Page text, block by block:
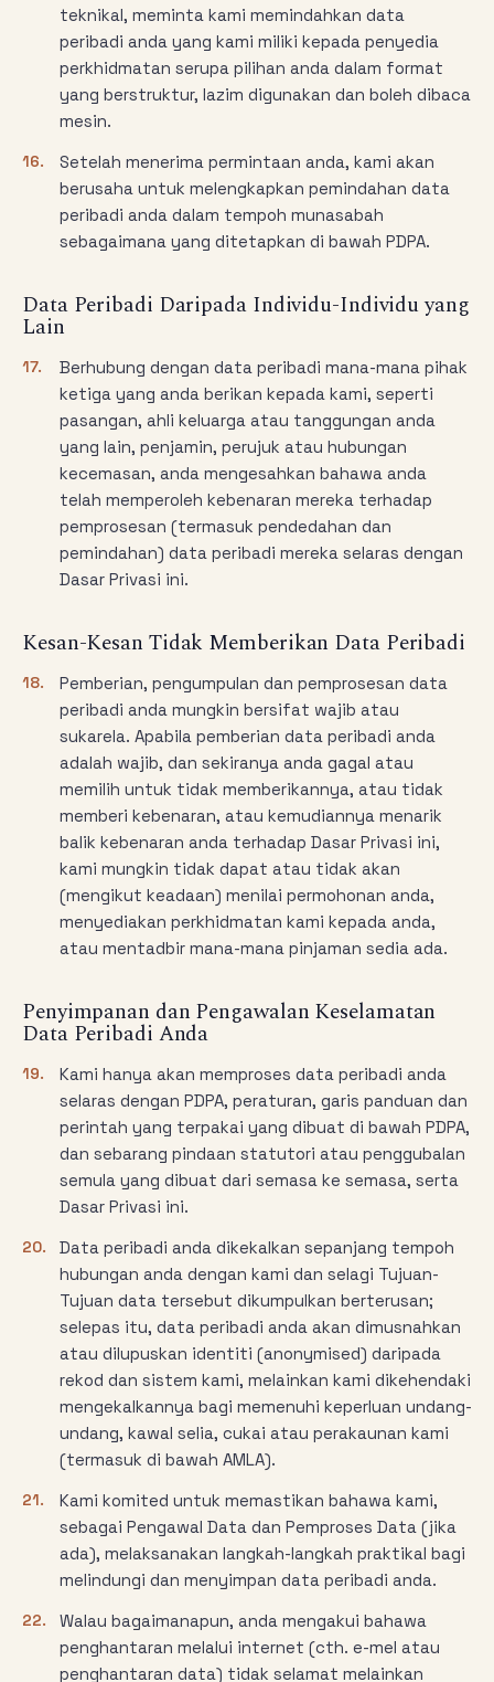
teknikal, meminta kami memindahkan data
peribadi anda yang kami miliki kepada penyedia
perkhidmatan serupa pilihan anda dalam format
yang berstruktur, lazim digunakan dan boleh dibaca
mesin.
16.
Setelah menerima permintaan anda, kami akan
berusaha untuk melengkapkan pemindahan data
peribadi anda dalam tempoh munasabah
sebagaimana yang ditetapkan di bawah PDPA.
Data Peribadi Daripada Individu-Individu yang
Lain
17.
Berhubung dengan data peribadi mana-mana pihak
ketiga yang anda berikan kepada kami, seperti
pasangan, ahli keluarga atau tanggungan anda
yang lain, penjamin, perujuk atau hubungan
kecemasan, anda mengesahkan bahawa anda
telah memperoleh kebenaran mereka terhadap
pemprosesan (termasuk pendedahan dan
pemindahan) data peribadi mereka selaras dengan
Dasar Privasi ini.
Kesan-Kesan Tidak Memberikan Data Peribadi
18.
Pemberian, pengumpulan dan pemprosesan data
peribadi anda mungkin bersifat wajib atau
sukarela. Apabila pemberian data peribadi anda
adalah wajib, dan sekiranya anda gagal atau
memilih untuk tidak memberikannya, atau tidak
memberi kebenaran, atau kemudiannya menarik
balik kebenaran anda terhadap Dasar Privasi ini,
kami mungkin tidak dapat atau tidak akan
(mengikut keadaan) menilai permohonan anda,
menyediakan perkhidmatan kami kepada anda,
atau mentadbir mana-mana pinjaman sedia ada.
Penyimpanan dan Pengawalan Keselamatan
Data Peribadi Anda
19.
Kami hanya akan memproses data peribadi anda
selaras dengan PDPA, peraturan, garis panduan dan
perintah yang terpakai yang dibuat di bawah PDPA,
dan sebarang pindaan statutori atau penggubalan
semula yang dibuat dari semasa ke semasa, serta
Dasar Privasi ini.
20.
Data peribadi anda dikekalkan sepanjang tempoh
hubungan anda dengan kami dan selagi Tujuan-
Tujuan data tersebut dikumpulkan berterusan;
selepas itu, data peribadi anda akan dimusnahkan
atau dilupuskan identiti (anonymised) daripada
rekod dan sistem kami, melainkan kami dikehendaki
mengekalkannya bagi memenuhi keperluan undang-
undang, kawal selia, cukai atau perakaunan kami
(termasuk di bawah AMLA).
21.
Kami komited untuk memastikan bahawa kami,
sebagai Pengawal Data dan Pemproses Data (jika
ada), melaksanakan langkah-langkah praktikal bagi
melindungi dan menyimpan data peribadi anda.
22.
Walau bagaimanapun, anda mengakui bahawa
penghantaran melalui internet (cth. e-mel atau
penghantaran data) tidak selamat melainkan